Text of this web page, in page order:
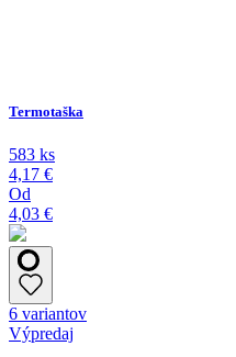
Termotaška
583 ks
4,17 €
Od
4,03 €
6 variantov
Výpredaj